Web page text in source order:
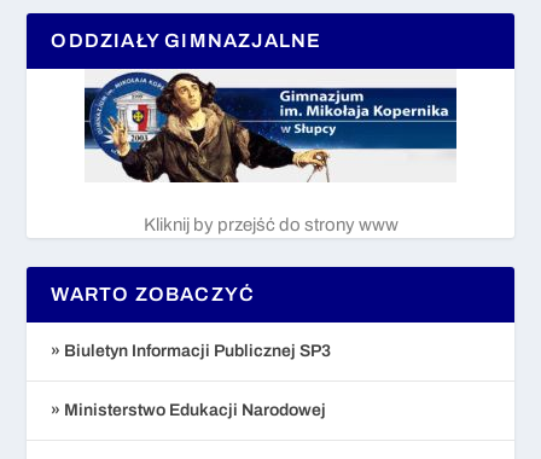
ODDZIAŁY GIMNAZJALNE
Kliknij by przejść do strony www
WARTO ZOBACZYĆ
» Biuletyn Informacji Publicznej SP3
» Ministerstwo Edukacji Narodowej